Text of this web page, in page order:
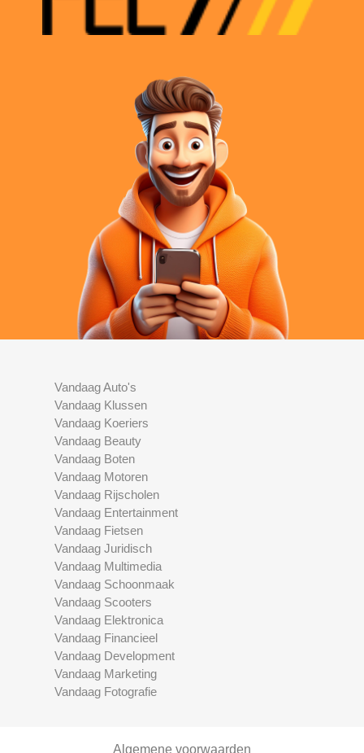
Vandaag Auto's
Vandaag Klussen
Vandaag Koeriers
Vandaag Beauty
Vandaag Boten
Vandaag Motoren
Vandaag Rijscholen
Vandaag Entertainment
Vandaag Fietsen
Vandaag Juridisch
Vandaag Multimedia
Vandaag Schoonmaak
Vandaag Scooters
Vandaag Elektronica
Vandaag Financieel
Vandaag Development
Vandaag Marketing
Vandaag Fotografie
Algemene voorwaarden